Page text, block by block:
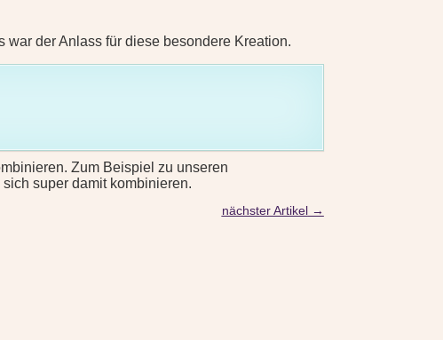
der Anlass für diese besondere Kreation.
Zum Beispiel zu unseren
sich super damit kombinieren.
nächster Artikel→